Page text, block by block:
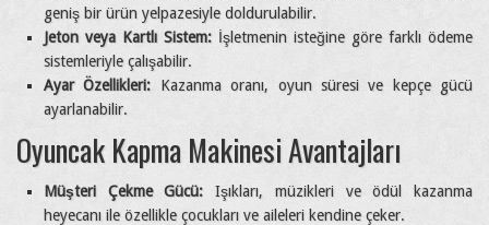
geniş bir ürün yelpazesiyle doldurulabilir.
Jeton veya Kartlı Sistem: İşletmenin isteğine göre farklı ödeme
sistemleriyle çalışabilir.
Ayar Özellikleri: Kazanma oranı, oyun süresi ve kepçe gücü
ayarlanabilir.
Oyuncak Kapma Makinesi Avantajları
Müşteri Çekme Gücü: Işıkları, müzikleri ve ödül kazanma
heyecanı ile özellikle çocukları ve aileleri kendine çeker.